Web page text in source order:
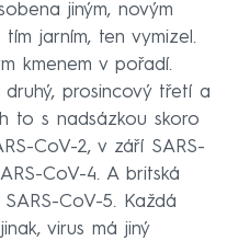
jiným, novým
jarním, ten vymizel.
kmenem v pořadí.
druhý, prosincový třetí a
to s nadsázkou skoro
CoV-2, v září SARS-
CoV-4. A britská
CoV-5. Každá
virus má jiný